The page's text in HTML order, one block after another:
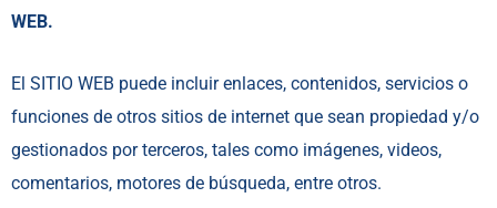
WEB.
El SITIO WEB puede incluir enlaces, contenidos, servicios o
funciones de otros sitios de internet que sean propiedad y/o
gestionados por terceros, tales como imágenes, videos,
comentarios, motores de búsqueda, entre otros.